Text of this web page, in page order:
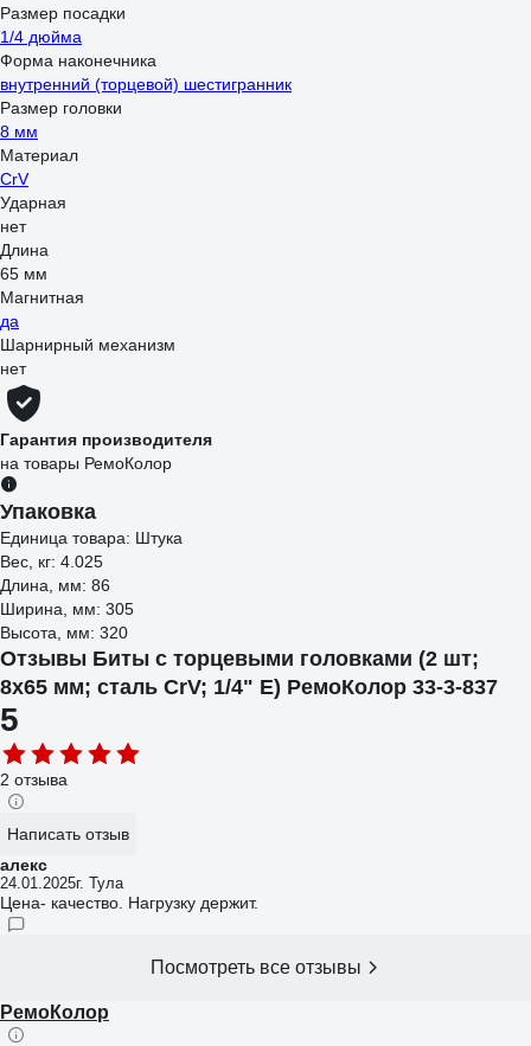
Размер посадки
1/4 дюйма
Форма наконечника
внутренний (торцевой) шестигранник
Размер головки
8 мм
Материал
CrV
Ударная
нет
Длина
65 мм
Магнитная
да
Шарнирный механизм
нет
Гарантия производителя
на товары РемоКолор
Упаковка
Единица товара: Штука
Вес, кг: 4.025
Длина, мм: 86
Ширина, мм: 305
Высота, мм: 320
Отзывы Биты с торцевыми головками (2 шт;
8х65 мм; сталь CrV; 1/4" Е) РемоКолор 33-3-837
5
2 отзыва
Написать отзыв
алекс
24.01.2025г. Тула
Цена- качество. Нагрузку держит.
Посмотреть все отзывы
РемоКолор